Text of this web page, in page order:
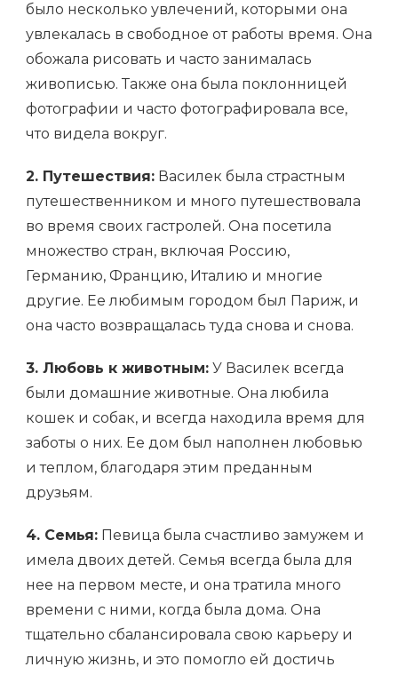
было несколько увлечений, которыми она
увлекалась в свободное от работы время. Она
обожала рисовать и часто занималась
живописью. Также она была поклонницей
фотографии и часто фотографировала все,
что видела вокруг.
2. Путешествия: Василек была страстным
путешественником и много путешествовала
во время своих гастролей. Она посетила
множество стран, включая Россию,
Германию, Францию, Италию и многие
другие. Ее любимым городом был Париж, и
она часто возвращалась туда снова и снова.
3. Любовь к животным: У Василек всегда
были домашние животные. Она любила
кошек и собак, и всегда находила время для
заботы о них. Ее дом был наполнен любовью
и теплом, благодаря этим преданным
друзьям.
4. Семья: Певица была счастливо замужем и
имела двоих детей. Семья всегда была для
нее на первом месте, и она тратила много
времени с ними, когда была дома. Она
тщательно сбалансировала свою карьеру и
личную жизнь, и это помогло ей достичь